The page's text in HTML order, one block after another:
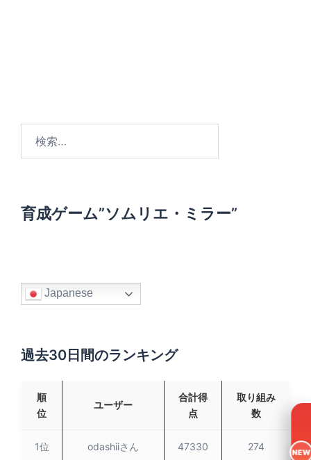
育成ゲーム”ソムリエ・ミラー”
Japanese
過去30日間のランキング
順
位
ユーザー
合計得
点
取り組み
数
1位 odashiiさん 47330 274
NEW